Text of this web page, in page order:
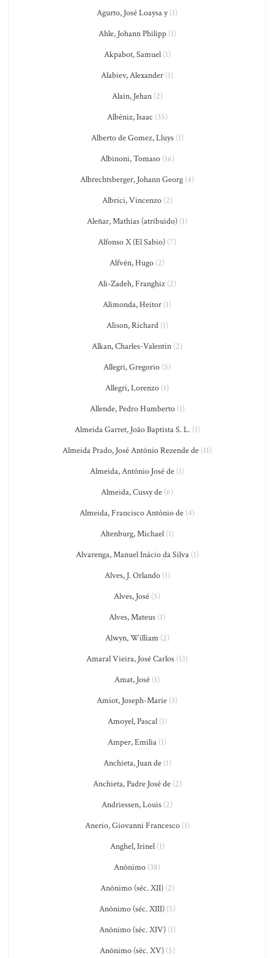
Agurto, José Loaysa y(1)
Ahle, Johann Philipp(1)
Akpabot, Samuel(1)
Alabiev, Alexander (1)
Alain, Jehan(2)
Albéniz, Isaac (35)
Alberto de Gomez, Lluys(1)
Albinoni, Tomaso(16)
Albrechtsberger, Johann Georg (4)
Albrici, Vincenzo(2)
Aleñar, Mathías (atribuido) (1)
Alfonso X (El Sabio) (7)
Alfvén, Hugo (2)
Ali-Zadeh, Franghiz (2)
Alimonda, Heitor (1)
Alison, Richard(1)
Alkan, Charles-Valentin (2)
Allegri, Gregorio (5)
Allegri, Lorenzo (1)
Allende, Pedro Humberto(1)
Almeida Garret, João Baptista S. L.(1)
Almeida Prado, José Antônio Rezende de (11)
Almeida, Antônio José de (1)
Almeida, Cussy de (6)
Almeida, Francisco António de (4)
Altenburg, Michael (1)
Alvarenga, Manuel Inácio da Silva(1)
Alves, J. Orlando(1)
Alves, José (5)
Alves, Mateus (1)
Alwyn, William(2)
Amaral Vieira, José Carlos (13)
Amat, José (1)
Amiot, Joseph-Marie (3)
Amoyel, Pascal(1)
Amper, Emilia (1)
Anchieta, Juan de(1)
Anchieta, Padre José de(2)
Andriessen, Louis (2)
Anerio, Giovanni Francesco(1)
Anghel, Irinel(1)
Anônimo (38)
Anônimo (séc. XII)(2)
Anônimo (séc. XIII)(5)
Anônimo (séc. XIV)(1)
Anônimo (séc. XV)(5)